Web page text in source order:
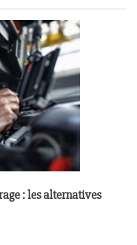
: les alternatives